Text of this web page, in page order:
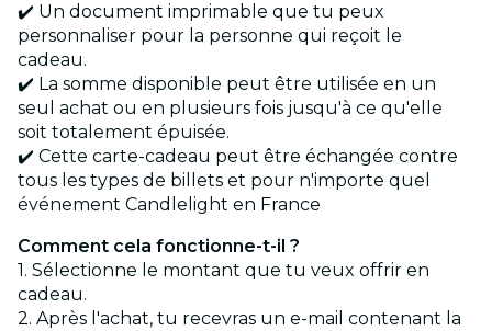
✔️ Un document imprimable que tu peux
personnaliser pour la personne qui reçoit le
cadeau.
✔️ La somme disponible peut être utilisée en un
seul achat ou en plusieurs fois jusqu'à ce qu'elle
soit totalement épuisée.
✔️ Cette carte-cadeau peut être échangée contre
tous les types de billets et pour n'importe quel
événement Candlelight en France
Comment cela fonctionne-t-il ?
1. Sélectionne le montant que tu veux offrir en
cadeau.
2. Après l'achat, tu recevras un e-mail contenant la